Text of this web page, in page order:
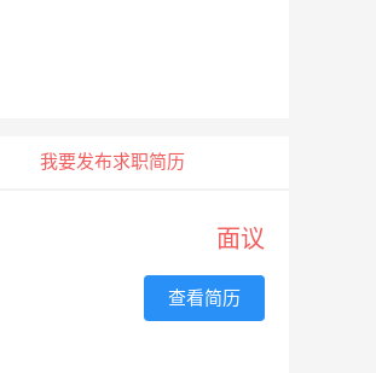
我要发布求职简历
面议
查看简历